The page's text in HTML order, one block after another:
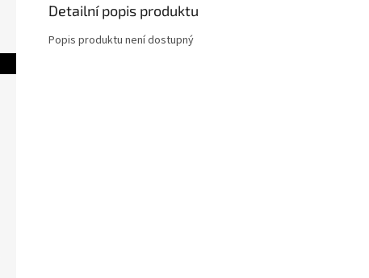
Detailní popis produktu
Popis produktu není dostupný